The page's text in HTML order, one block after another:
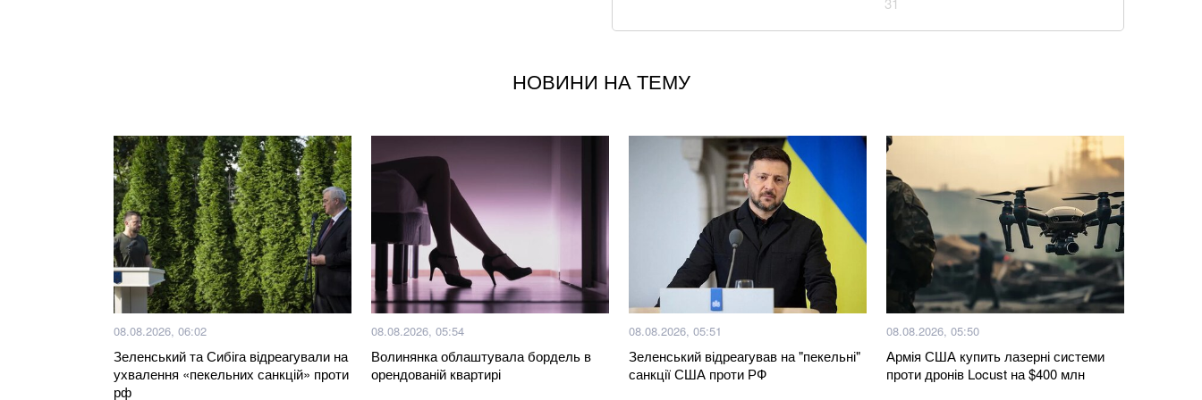
Ракетний удар по Київщині знищив склади великих компаній: які
Відпочинок у Коблевому 2026: ціни на готелі, умови та безпека
Не кладіть огірки в банку як доведеться: одна помилка позбавить їх
хрусткості
росія створює бойові підрозділи з українських полонених — звіт ISW
США та Україна заповнюватимуть дефіцит Patriot через оновлення
радянських ракет
Суд у справі загиблого внаслідок бійки маршрутника: захист
клопотав про відвід судді через упередженість
НОВИНИ НА ТЕМУ
08.08.2026, 06:02
Зеленський та Сибіга відреагували на
ухвалення «пекельних санкцій» проти
рф
08.08.2026, 05:54
Волинянка облаштувала бордель в
орендованій квартирі
08.08.2026, 05:51
Зеленський відреагував на "пекельні"
санкції США проти РФ
08.08.2026, 05:50
Армія США купить лазерні системи
проти дронів Locust на $400 млн